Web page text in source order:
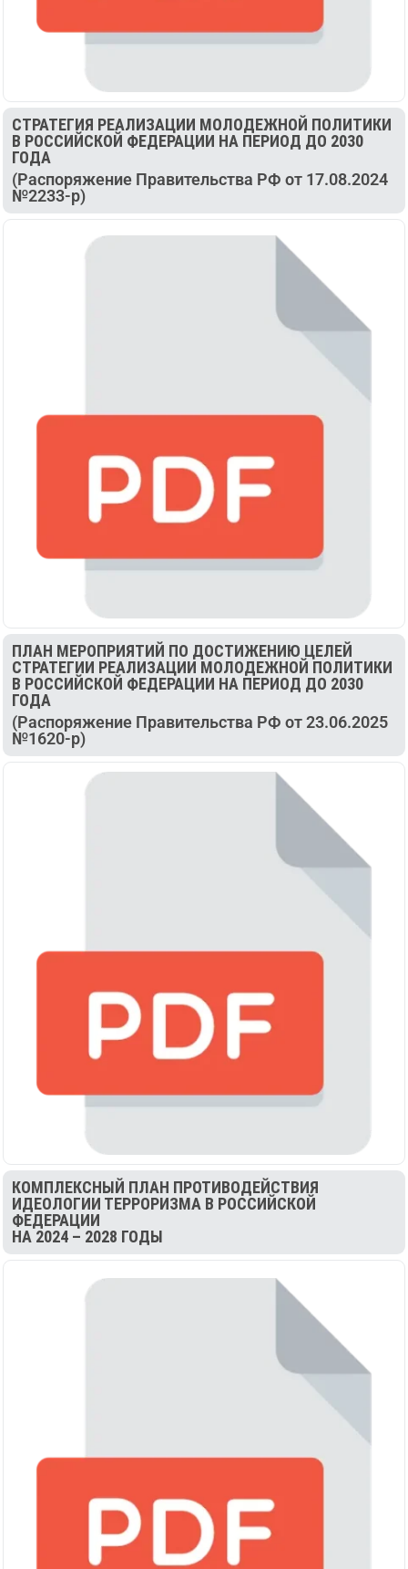
СТРАТЕГИЯ РЕАЛИЗАЦИИ МОЛОДЕЖНОЙ ПОЛИТИКИ
В РОССИЙСКОЙ ФЕДЕРАЦИИ НА ПЕРИОД ДО 2030
ГОДА
(Распоряжение Правительства РФ от 17.08.2024
№2233-р)
ПЛАН МЕРОПРИЯТИЙ ПО ДОСТИЖЕНИЮ ЦЕЛЕЙ
СТРАТЕГИИ РЕАЛИЗАЦИИ МОЛОДЕЖНОЙ ПОЛИТИКИ
В РОССИЙСКОЙ ФЕДЕРАЦИИ НА ПЕРИОД ДО 2030
ГОДА
(Распоряжение Правительства РФ от 23.06.2025
№1620-р)
КОМПЛЕКСНЫЙ ПЛАН ПРОТИВОДЕЙСТВИЯ
ИДЕОЛОГИИ ТЕРРОРИЗМА В РОССИЙСКОЙ
ФЕДЕРАЦИИ
НА 2024 – 2028 ГОДЫ